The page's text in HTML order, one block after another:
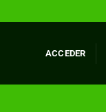
ACCEDER